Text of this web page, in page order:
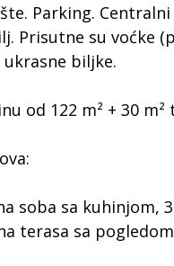
Parking.
Prisutne su voćke
biljke.
od 122 m² + 30 m²
soba sa kuhinjom,
terasa sa